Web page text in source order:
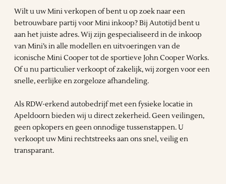
Wilt u uw Mini verkopen of bent u op zoek naar een
betrouwbare partij voor Mini inkoop? Bij Autotijd bent u
aan het juiste adres. Wij zijn gespecialiseerd in de inkoop
van Mini’s in alle modellen en uitvoeringen van de
iconische Mini Cooper tot de sportieve John Cooper Works.
Of u nu particulier verkoopt of zakelijk, wij zorgen voor een
snelle, eerlijke en zorgeloze afhandeling.
Als RDW-erkend autobedrijf met een fysieke locatie in
Apeldoorn bieden wij u direct zekerheid. Geen veilingen,
geen opkopers en geen onnodige tussenstappen. U
verkoopt uw Mini rechtstreeks aan ons snel, veilig en
transparant.